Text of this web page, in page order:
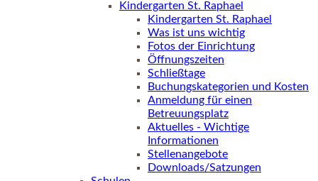
Kindergarten St. Raphael
Kindergarten St. Raphael
Was ist uns wichtig
Fotos der Einrichtung
Öffnungszeiten
Schließtage
Buchungskategorien und Kosten
Anmeldung für einen
Betreuungsplatz
Aktuelles - Wichtige
Informationen
Stellenangebote
Downloads/Satzungen